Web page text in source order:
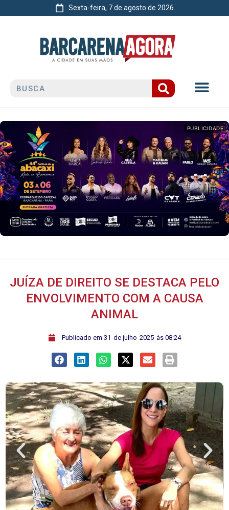
Sexta-feira, 7 de agosto de 2026
PUBLICIDADE
JUÍZA DE DIREITO SE DESTACA PELO
ENVOLVIMENTO COM A CAUSA
ANIMAL
ﾠPublicado em 31 de julho 2025 às 08:24